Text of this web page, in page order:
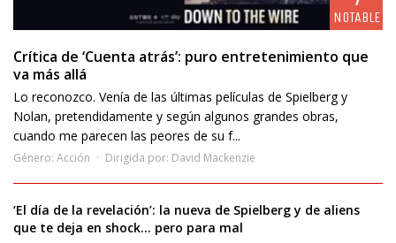
NOTABLE
Crítica de ‘Cuenta atrás’: puro entretenimiento que
va más allá
Lo reconozco. Venía de las últimas películas de Spielberg y
Nolan, pretendidamente y según algunos grandes obras,
cuando me parecen las peores de su f...
Género: Acción Dirigida por: David Mackenzie
‘El día de la revelación’: la nueva de Spielberg y de aliens
que te deja en shock… pero para mal